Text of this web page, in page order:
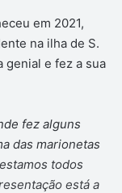
em 2021,
na ilha de S.
genial e fez a sua
fez alguns
das marionetas
todos
está a